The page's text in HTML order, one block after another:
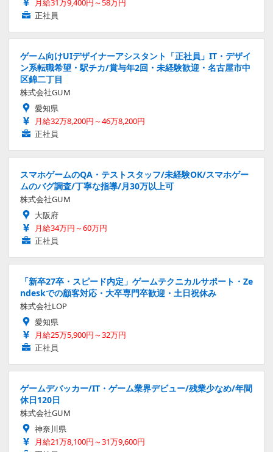
月給31万9,400円～58万円
正社員
ゲーム向けUIデザイナーアシスタント「正社員」IT・デザイ
ン系転職希望・駅チカ/賞与年2回・未経験歓迎・名古屋市中
区錦二丁目
株式会社GUM
愛知県
月給32万8,200円～46万8,200円
正社員
スマホゲームのQA・テストスタッフ/未経験OK/スマホゲー
ムのバグ調査/丁寧な指導/月30万以上可
株式会社GUM
大阪府
月給34万円～60万円
正社員
「新卒27卒・スピード内定」ゲームテクニカルサポート・Ze
ndeskでの顧客対応・大卒専門卒歓迎・土日祝休み
株式会社LOP
愛知県
月給25万5,900円～32万円
正社員
ゲームデバッカー/IT・ゲーム業界デビュー/残業少なめ/年間
休日120日
株式会社GUM
神奈川県
月給21万8,100円～31万9,600円